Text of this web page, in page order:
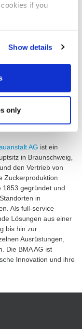
if you
Show details
only
die
kosteneffizienter
Anlagen und
gehen wir bei
AG ist ein
in Braunschweig,
den Vertrieb von
Zuckerproduktion
1853 gegründet und
in
Als full-service
Lösungen aus einer
bis hin zur
Ausrüstungen,
Die BMA AG ist
Innovation und ihre